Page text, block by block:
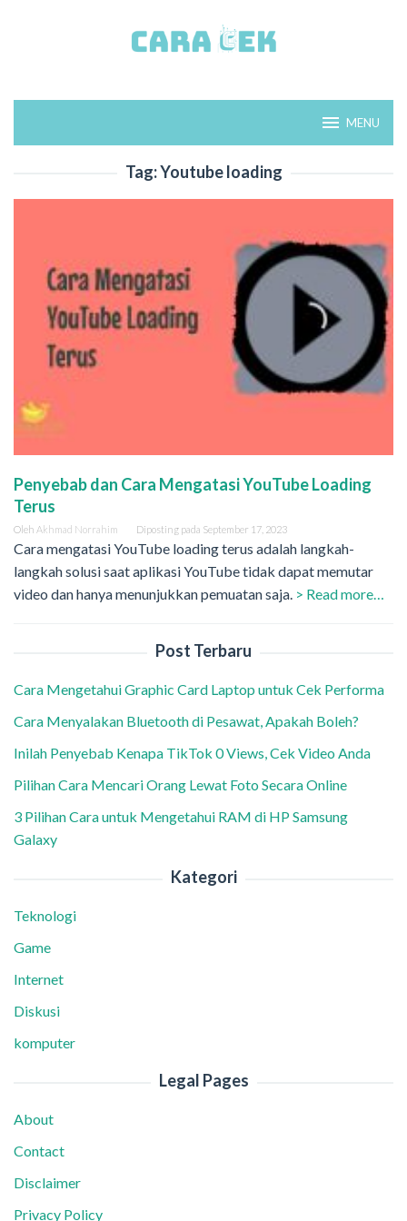
MENU
Tag:Youtube loading
Penyebab dan Cara Mengatasi YouTube Loading
Terus
Oleh Akhmad Norrahim Diposting pada September 17, 2023
Cara mengatasi YouTube loading terus adalah langkah-
langkah solusi saat aplikasi YouTube tidak dapat memutar
video dan hanya menunjukkan pemuatan saja. > Read more…
Post Terbaru
Cara Mengetahui Graphic Card Laptop untuk Cek Performa
Cara Menyalakan Bluetooth di Pesawat, Apakah Boleh?
Inilah Penyebab Kenapa TikTok 0 Views, Cek Video Anda
Pilihan Cara Mencari Orang Lewat Foto Secara Online
3 Pilihan Cara untuk Mengetahui RAM di HP Samsung
Galaxy
Kategori
Teknologi
Game
Internet
Diskusi
komputer
Legal Pages
About
Contact
Disclaimer
Privacy Policy